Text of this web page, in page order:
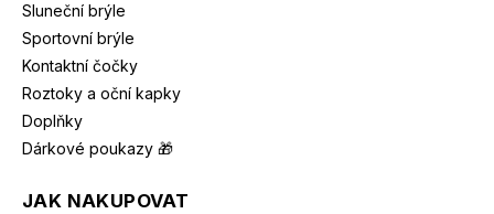
Sluneční brýle
Sportovní brýle
Kontaktní čočky
Roztoky a oční kapky
Doplňky
Dárkové poukazy 🎁
JAK NAKUPOVAT